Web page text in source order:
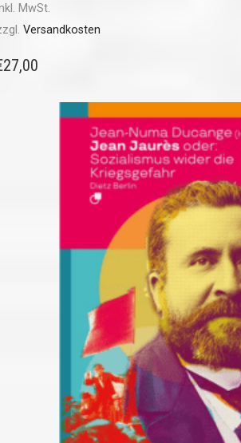
MwSt.
Versandkosten
27,00